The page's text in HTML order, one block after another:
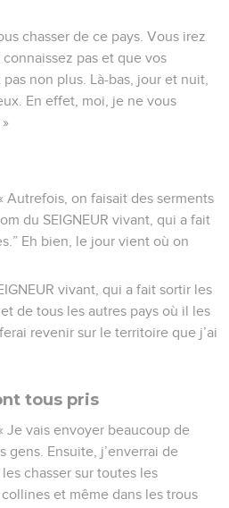
chasser de ce pays. Vous irez
pas et que vos
non plus. Là-bas, jour et nuit,
En effet, moi, je ne vous
Autrefois, on faisait des serments
du SEIGNEUR vivant, qui a fait
Eh bien, le jour vient où on
vivant, qui a fait sortir les
de tous les autres pays où il les
revenir sur le territoire que j’ai
tous pris
Je vais envoyer beaucoup de
gens. Ensuite, j’enverrai de
chasser sur toutes les
et même dans les trous